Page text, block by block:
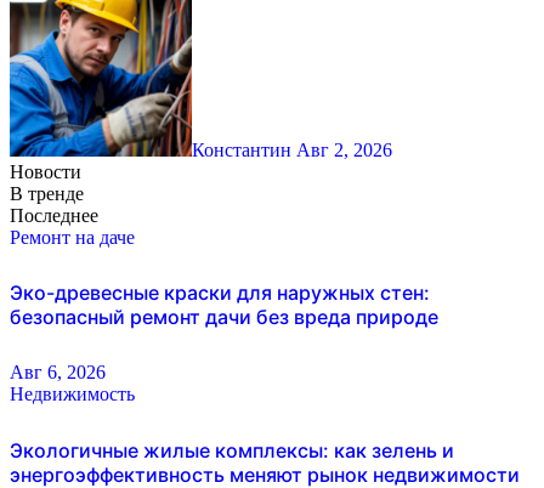
Константин Авг 2, 2026
Новости
В тренде
Последнее
Ремонт на даче
Эко-древесные краски для наружных стен:
безопасный ремонт дачи без вреда природе
Авг 6, 2026
Недвижимость
Экологичные жилые комплексы: как зелень и
энергоэффективность меняют рынок недвижимости